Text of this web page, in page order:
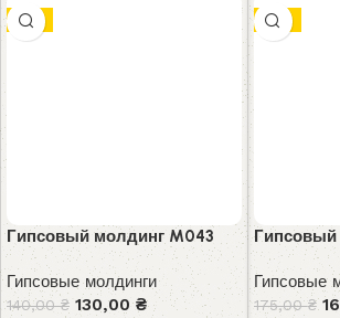
-7%
Гипсовый молдинг M043
Гипсовые молдинги
140,00₴ 130,00₴
-9%
Гипсовый
Гипсовые
175,00₴